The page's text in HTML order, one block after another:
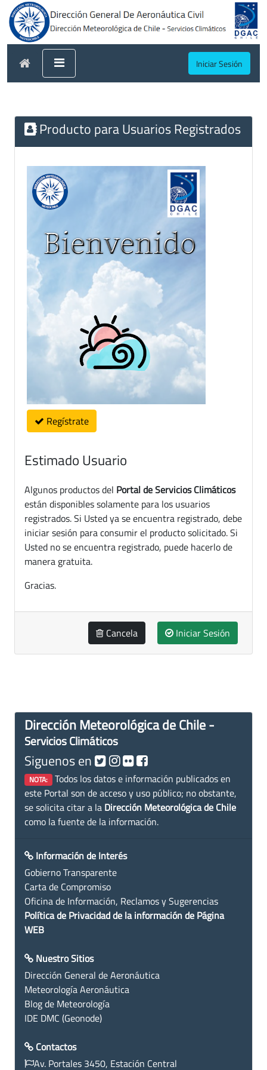
Iniciar Sesión
Producto para Usuarios Registrados
Regístrate
Estimado Usuario
Algunos productos del Portal de Servicios Climáticos
están disponibles solamente para los usuarios
registrados. Si Usted ya se encuentra registrado, debe
iniciar sesión para consumir el producto solicitado. Si
Usted no se encuentra registrado, puede hacerlo de
manera gratuita.
Gracias.
Cancela Iniciar Sesión
Dirección Meteorológica de Chile -
Servicios Climáticos
Siguenos en
NOTA: Todos los datos e información publicados en
este Portal son de acceso y uso público; no obstante,
se solicita citar a la Dirección Meteorológica de Chile
como la fuente de la información.
Información de Interés
Gobierno Transparente
Carta de Compromiso
Oficina de Información, Reclamos y Sugerencias
Política de Privacidad de la información de Página
WEB
Nuestro Sitios
Dirección General de Aeronáutica
Meteorología Aeronáutica
Blog de Meteorología
IDE DMC (Geonode)
Contactos
Av. Portales 3450, Estación Central